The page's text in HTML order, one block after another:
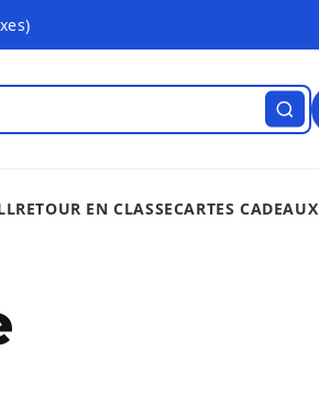
RETOUR EN CLASSECARTES CADEAUX